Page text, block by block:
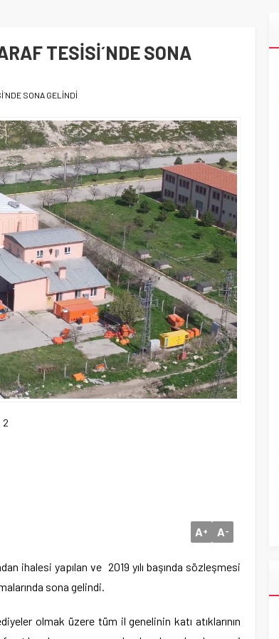
TESİSİ´NDE SONA
SONA GELİNDİ
2
A+ A-
ihalesi yapılan ve 2019 yılı başında sözleşmesi
sona gelindi.
olmak üzere tüm il genelinin katı atıklarının